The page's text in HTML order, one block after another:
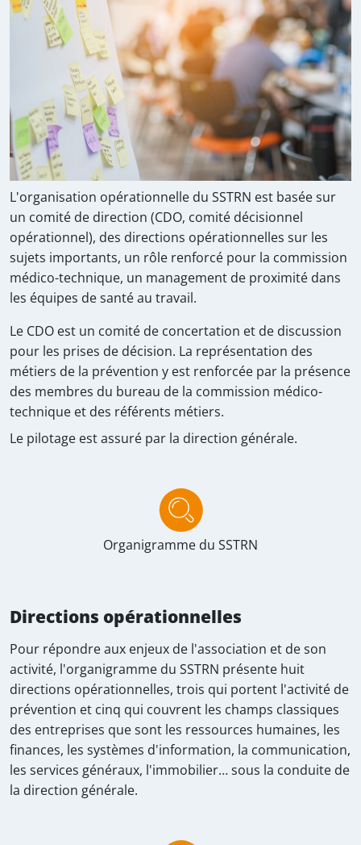
L'organisation opérationnelle du SSTRN est basée sur
un comité de direction (CDO, comité décisionnel
opérationnel), des directions opérationnelles sur les
sujets importants, un rôle renforcé pour la commission
médico-technique, un management de proximité dans
les équipes de santé au travail.
Le CDO est un comité de concertation et de discussion
pour les prises de décision. La représentation des
métiers de la prévention y est renforcée par la présence
des membres du bureau de la commission médico-
technique et des référents métiers.
Le pilotage est assuré par la direction générale.
Organigramme du SSTRN
Directions opérationnelles
Pour répondre aux enjeux de l'association et de son
activité, l'organigramme du SSTRN présente huit
directions opérationnelles, trois qui portent l'activité de
prévention et cinq qui couvrent les champs classiques
des entreprises que sont les ressources humaines, les
finances, les systèmes d'information, la communication,
les services généraux, l'immobilier… sous la conduite de
la direction générale.